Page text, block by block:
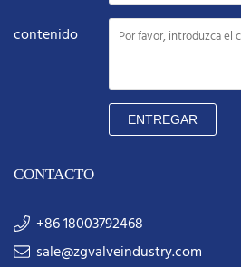
contenido
ENTREGAR
CONTACTO
+86 18003792468
sale@zgvalveindustry.com